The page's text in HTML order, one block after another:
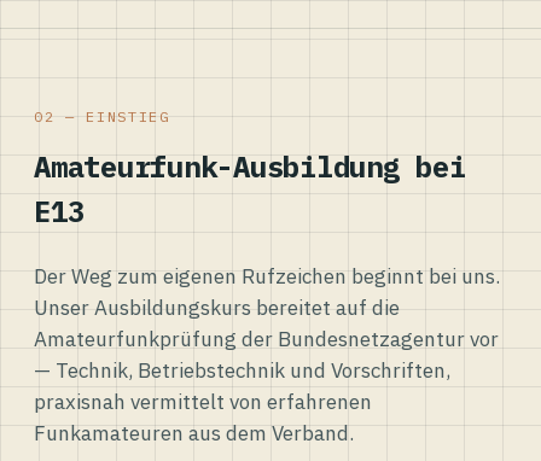
02 — EINSTIEG
Amateurfunk-Ausbildung bei
E13
Der Weg zum eigenen Rufzeichen beginnt bei uns.
Unser Ausbildungskurs bereitet auf die
Amateurfunkprüfung der Bundesnetzagentur vor
— Technik, Betriebstechnik und Vorschriften,
praxisnah vermittelt von erfahrenen
Funkamateuren aus dem Verband.